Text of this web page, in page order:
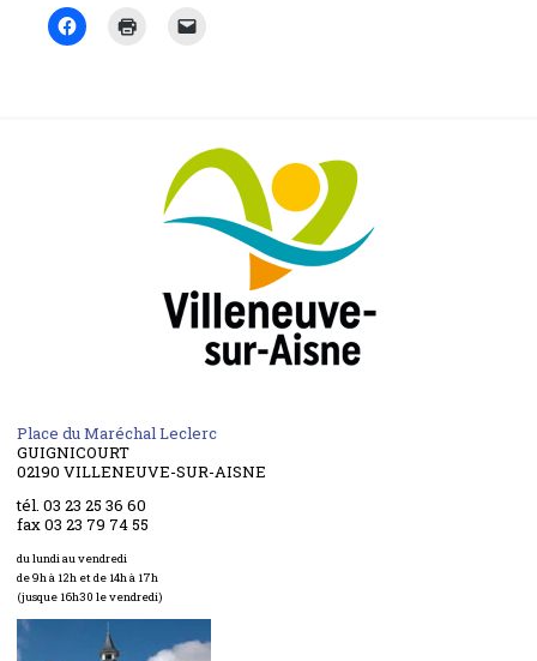
Place du Maréchal Leclerc
GUIGNICOURT
02190 VILLENEUVE-SUR-AISNE
tél. 03 23 25 36 60
fax 03 23 79 74 55
du lundi au vendredi
de 9h à 12h et de 14h à 17h
(jusque 16h30 le vendredi)